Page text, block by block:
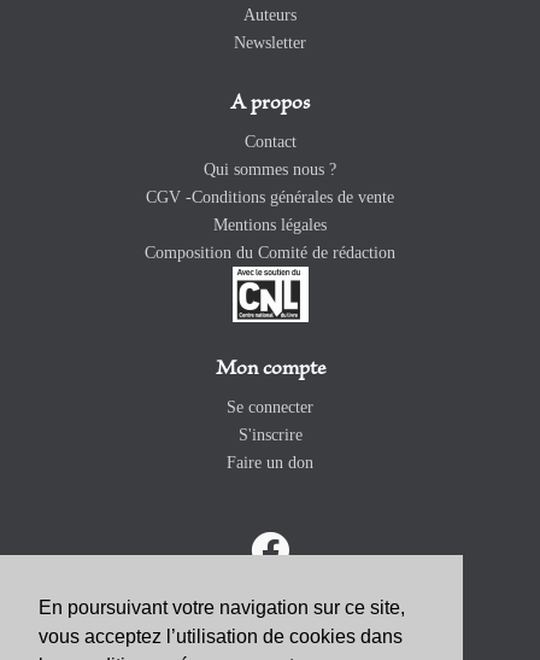
En poursuivant votre navigation sur ce site,
vous acceptez l’utilisation de cookies dans
Auteurs
Newsletter
A propos
Contact
Qui sommes nous ?
CGV -Conditions générales de vente
Mentions légales
Composition du Comité de rédaction
Mon compte
Se connecter
S'inscrire
Faire un don
ABONNEZ-VOUS